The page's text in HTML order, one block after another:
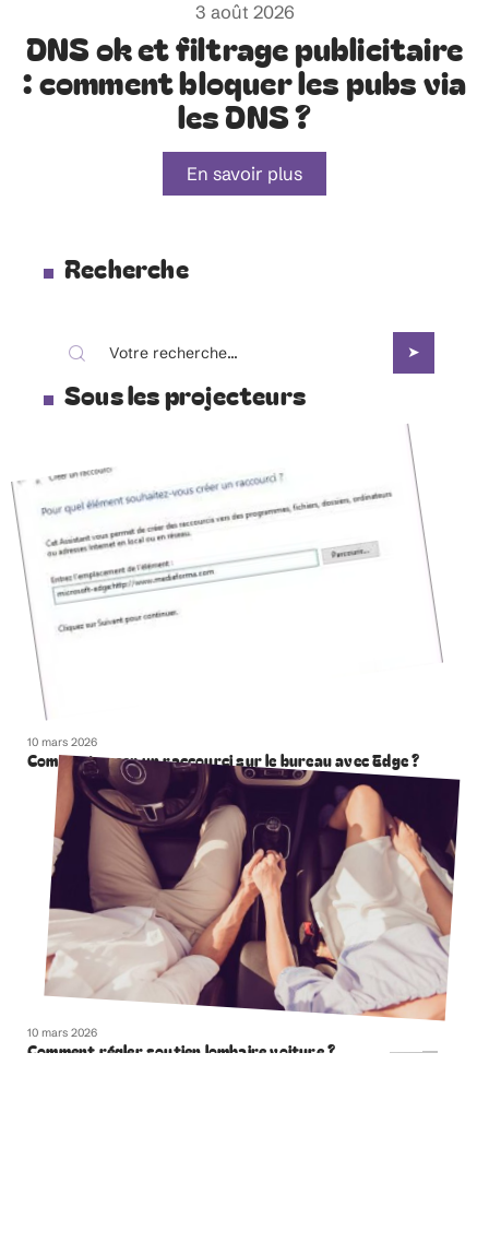
3 août 2026
DNS ok et filtrage publicitaire
: comment bloquer les pubs via
les DNS ?
En savoir plus
Recherche
Sous les projecteurs
10 mars 2026
Comment creer un raccourci sur le bureau avec Edge ?
10 mars 2026
Comment régler soutien lombaire voiture ?